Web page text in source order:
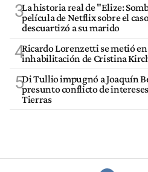
3La historia real de "Elize:
película de Netflix sobre el
descuartizó a su marido
4Ricardo Lorenzetti se metió
inhabilitación de Cristina
5Di Tullio impugnó a Joaquín
presunto conflicto de
Tierras